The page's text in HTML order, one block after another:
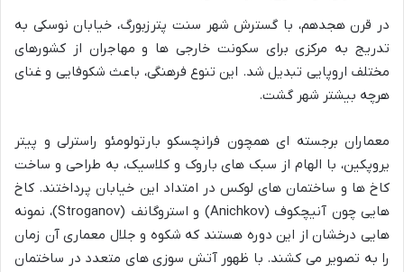
در قرن هجدهم، با گسترش شهر سنت پترزبورگ، خیابان نوسکی به
تدریج به مرکزی برای سکونت خارجی ها و مهاجران از کشورهای
مختلف اروپایی تبدیل شد. این تنوع فرهنگی، باعث شکوفایی و غنای
هرچه بیشتر شهر گشت.
معماران برجسته ای همچون فرانچسکو بارتولومئو راسترلی و پیتر
یروپکین، با الهام از سبک های باروک و کلاسیک، به طراحی و ساخت
کاخ ها و ساختمان های لوکس در امتداد این خیابان پرداختند. کاخ
هایی چون آنیچکوف (Anichkov) و استروگانف (Stroganov)، نمونه
هایی درخشان از این دوره هستند که شکوه و جلال معماری آن زمان
را به تصویر می کشند. با ظهور آتش سوزی های متعدد در ساختمان